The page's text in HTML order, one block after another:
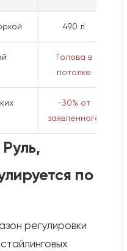
490 л
Голова в
потолке
-30% от
заявленного
по
регулировки